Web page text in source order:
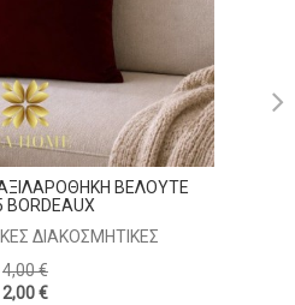
ΒΕΛΟΥΤΕ
BORDEAUX
ΔΙΑΚΟΣΜΗΤΙΚΈΣ
4,00 €
2,00 €